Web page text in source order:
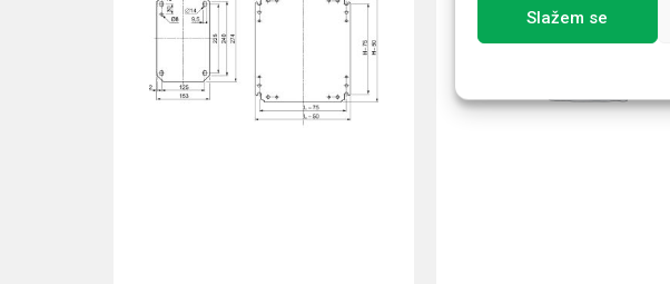
Slažem se